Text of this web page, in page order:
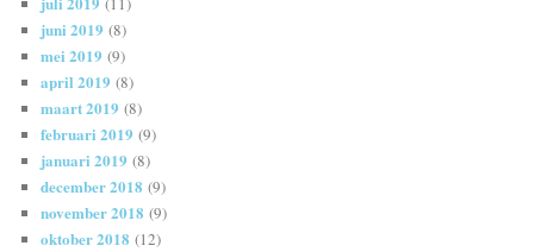
juni 2019 (8)
mei 2019 (9)
april 2019 (8)
maart 2019 (8)
februari 2019 (9)
januari 2019 (8)
december 2018 (9)
november 2018 (9)
oktober 2018 (12)